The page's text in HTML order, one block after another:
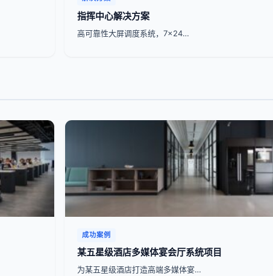
指挥中心解决方案
高可靠性大屏调度系统，7x24…
成功案例
某五星级酒店多媒体宴会厅系统项目
为某五星级酒店打造高端多媒体宴…